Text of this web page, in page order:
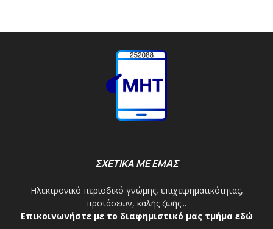
ΣΧΕΤΙΚΑ ΜΕ ΕΜΑΣ
Ηλεκτρονικό περιοδικό γνώμης, επιχειρηματικότητας,
προτάσεων, καλής ζωής...
Επικοινωνήστε με το διαφημιστικό μας τμήμα εδώ